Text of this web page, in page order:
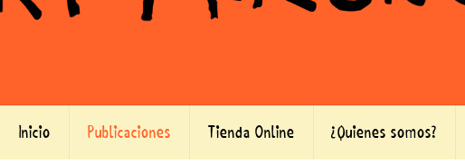
Inicio Publicaciones Tienda Online ¿Quienes somos?